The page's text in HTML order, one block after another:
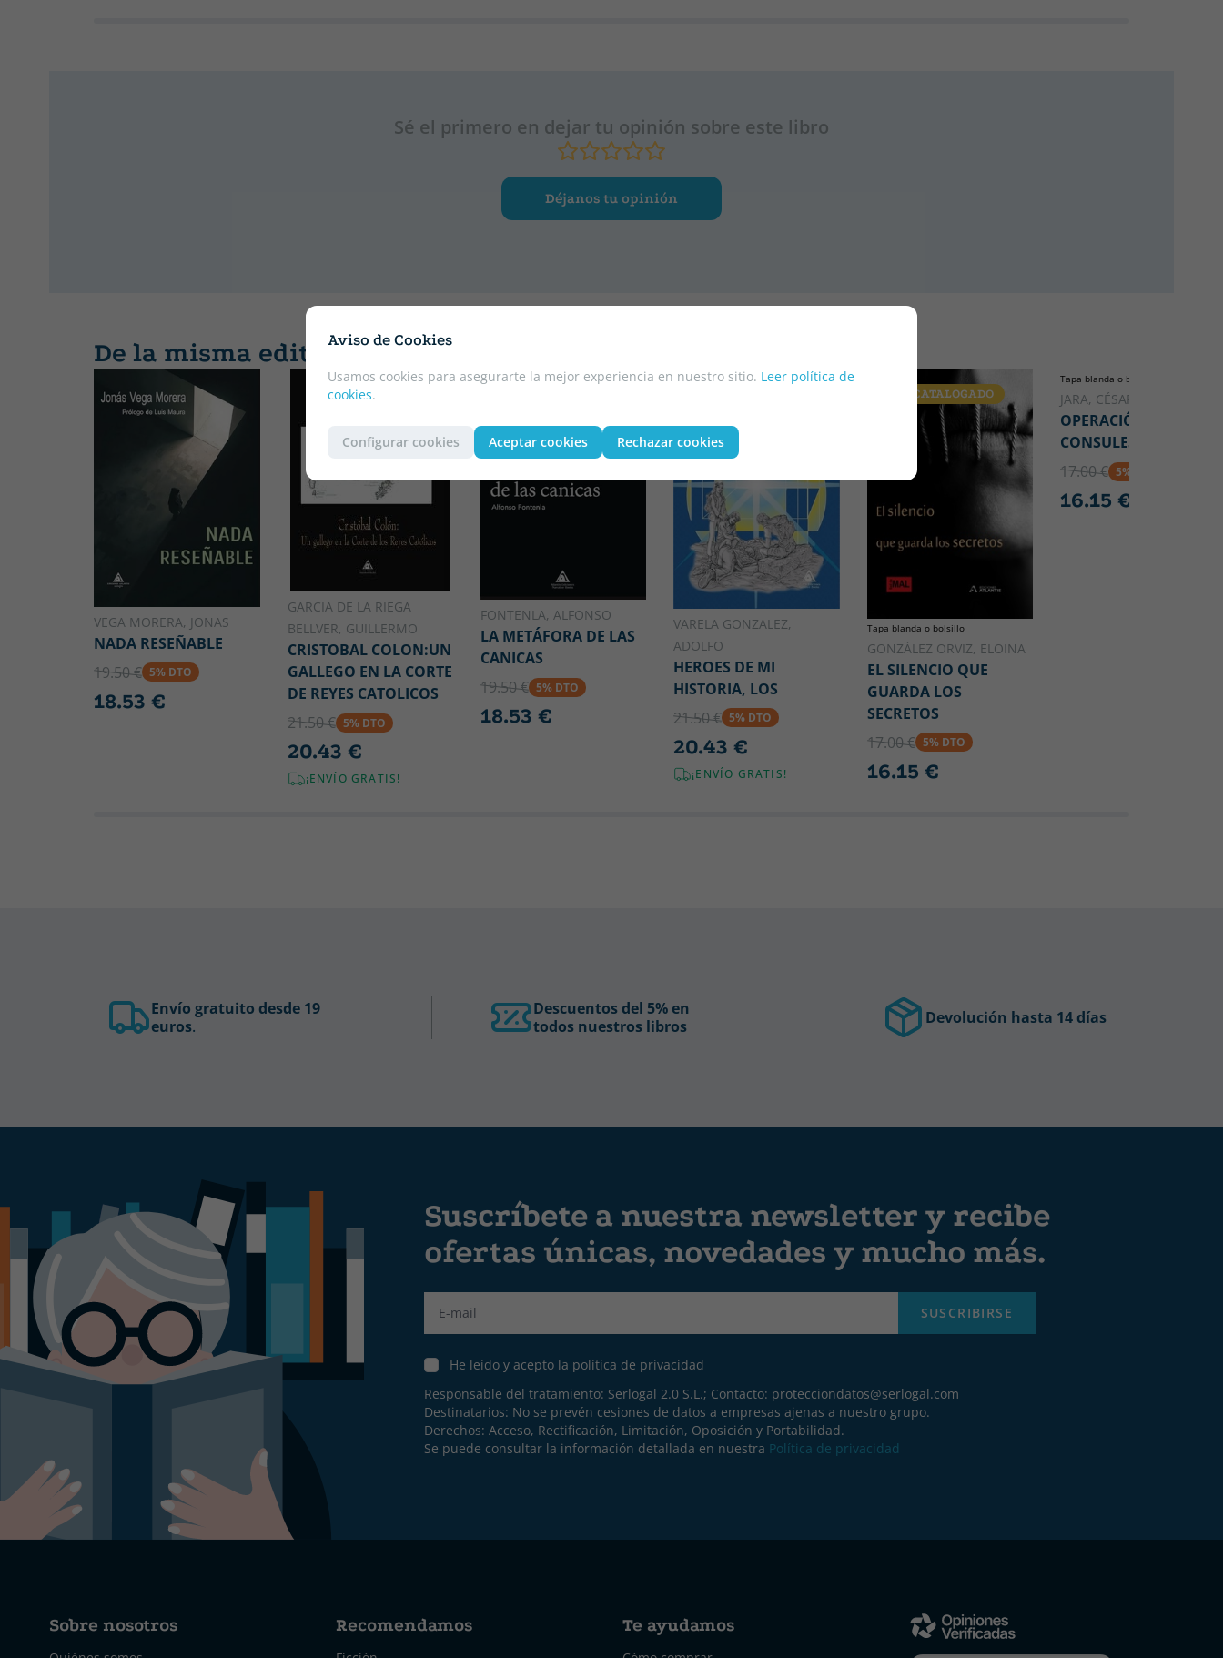
Aviso de Cookies
Usamos cookies para asegurarte la mejor experiencia en nuestro sitio. Leer política de
cookies.
Configurar cookies Aceptar cookies Rechazar cookies
Sé el primero en dejar tu opinión sobre este libro
Déjanos tu opinión
De la misma editorial
VEGA MORERA, JONAS
NADA RESEÑABLE
19.50 € 5% DTO
18.53 €
GARCIA DE LA RIEGA
BELLVER, GUILLERMO
CRISTOBAL COLON:UN
GALLEGO EN LA CORTE
DE REYES CATOLICOS
21.50 € 5% DTO
20.43 €
¡ENVÍO GRATIS!
FONTENLA, ALFONSO
LA METÁFORA DE LAS
CANICAS
19.50 € 5% DTO
18.53 €
VARELA GONZALEZ,
ADOLFO
HEROES DE MI
HISTORIA, LOS
21.50 € 5% DTO
20.43 €
¡ENVÍO GRATIS!
DESCATALOGADO
Tapa blanda o bolsillo
GONZÁLEZ ORVIZ, ELOINA
EL SILENCIO QUE
GUARDA LOS
SECRETOS
17.00 € 5% DTO
16.15 €
Tapa blanda o bolsillo
JARA, CÉSAR
OPERACIÓN
CONSULES
17.00 € 5% DTO
16.15 €
Envío gratuito desde 19
euros.
Descuentos del 5% en
todos nuestros libros
Devolución hasta 14 días
Suscríbete a nuestra newsletter y recibe
ofertas únicas, novedades y mucho más.
SUSCRIBIRSE
He leído y acepto la política de privacidad
Responsable del tratamiento: Serlogal 2.0 S.L.; Contacto: protecciondatos@serlogal.com
Destinatarios: No se prevén cesiones de datos a empresas ajenas a nuestro grupo.
Derechos: Acceso, Rectificación, Limitación, Oposición y Portabilidad.
Se puede consultar la información detallada en nuestra Política de privacidad
Sobre nosotros Recomendamos Te ayudamos